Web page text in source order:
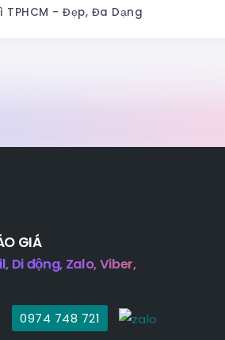
TPHCM - Đẹp, Đa Dạng
GIÁ
Di động, Zalo, Viber,
0974 748 721